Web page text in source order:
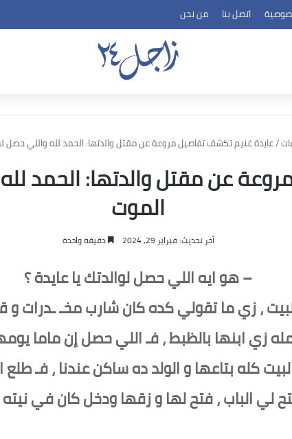
اتصل بنا من نحن
/عايدة غنيم تكشف تفاصيل مروعة عن مقتل والدتها: الحمد لله واللي
عن مقتل والدتها: الحمد
الموت
آخر تحديث: فبراير 29, 2024 دقيقة واحدة
– هو ايه اللي حصل لوالدتك يا عايدة ؟
، زي ما تقولي كده كان شارب مخـ ـدرات
زي ابنها بالظبط ، فـ اللي حصل إن ماما
كله بتاعها و الولد ده ساكن عندنا ، فـ
لي الباب ، فتح لها و زقها ودخل كان في